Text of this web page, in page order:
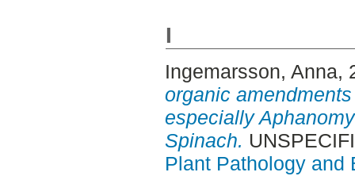
I
Ingemarsson, Anna,
organic
especially
Spinach.
Plant Pathology and